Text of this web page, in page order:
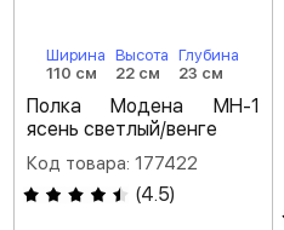
Ширина
110 см
Высота
22 см
Глубина
23 см
Полка Модена МН-1
ясень светлый/венге
Код товара: 177422
(4.5)